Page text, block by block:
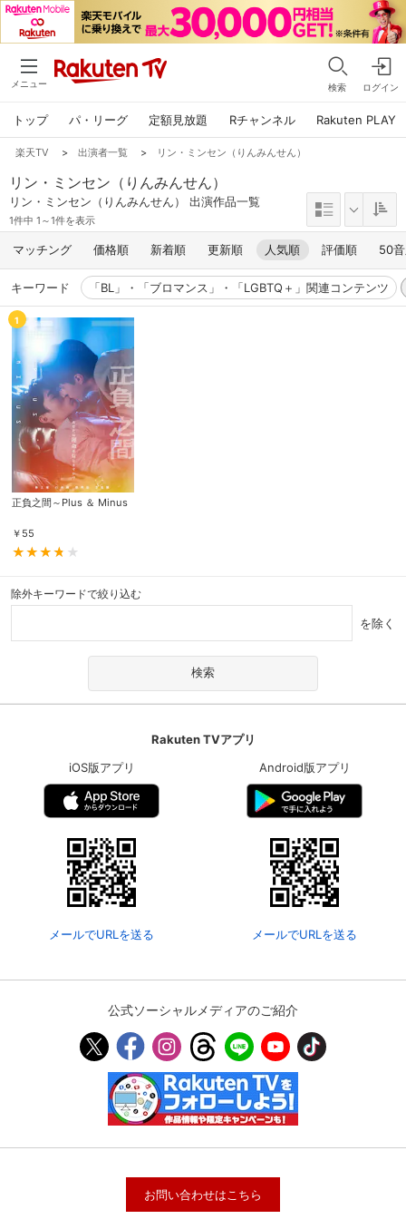
メニュー 検索 ログイン
トップ パ・リーグ 定額見放題 Rチャンネル Rakuten PLAY
楽天TV > 出演者一覧 > リン・ミンセン（りんみんせん）
リン・ミンセン（りんみんせん）
リン・ミンセン（りんみんせん） 出演作品一覧
1件中 1～1件を表示
マッチング 価格順 新着順 更新順 人気順 評価順 50
キーワード 「BL」・「ブロマンス」・「LGBTQ＋」関連コンテンツ
1
正負之間～Plus ＆ Minus
￥ 55
除外キーワードで絞り込む
を除く
Rakuten TVアプリ
iOS版アプリ
メールでURLを送る
Android版アプリ
メールでURLを送る
公式ソーシャルメディアのご紹介
お問い合わせはこちら